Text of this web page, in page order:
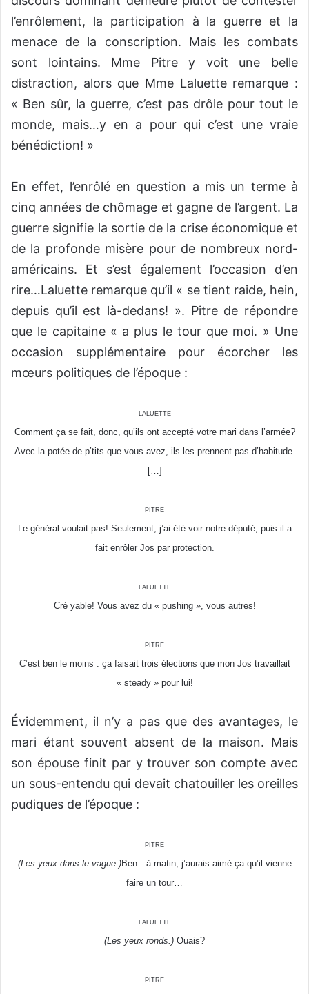
l’enrôlement, la participation à la guerre et la
menace de la conscription. Mais les combats
sont lointains. Mme Pitre y voit une belle
distraction, alors que Mme Laluette remarque :
« Ben sûr, la guerre, c’est pas drôle pour tout le
monde, mais…y en a pour qui c’est une vraie
bénédiction! »
En effet, l’enrôlé en question a mis un terme à
cinq années de chômage et gagne de l’argent. La
guerre signifie la sortie de la crise économique et
de la profonde misère pour de nombreux nord-
américains. Et s’est également l’occasion d’en
rire…Laluette remarque qu’il « se tient raide, hein,
depuis qu’il est là-dedans! ». Pitre de répondre
que le capitaine « a plus le tour que moi. » Une
occasion supplémentaire pour écorcher les
mœurs politiques de l’époque :
laluette
Comment ça se fait, donc, qu’ils ont accepté votre mari dans l’armée?
Avec la potée de p’tits que vous avez, ils les prennent pas d’habitude.
[…]
pitre
Le général voulait pas! Seulement, j’ai été voir notre député, puis il a
fait enrôler Jos par protection.
laluette
Cré yable! Vous avez du « pushing », vous autres!
pitre
C’est ben le moins : ça faisait trois élections que mon Jos travaillait
« steady » pour lui!
Évidemment, il n’y a pas que des avantages, le
mari étant souvent absent de la maison. Mais
son épouse finit par y trouver son compte avec
un sous-entendu qui devait chatouiller les oreilles
pudiques de l’époque :
pitre
(Les yeux dans le vague.)Ben…à matin, j’aurais aimé ça qu’il vienne
faire un tour…
laluette
(Les yeux ronds.) Ouais?
pitre